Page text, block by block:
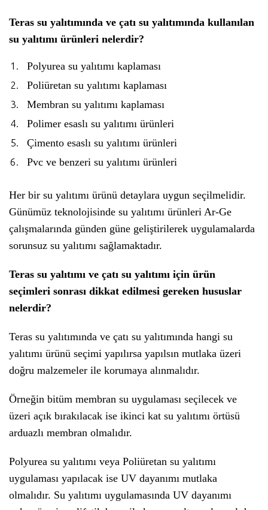
Teras su yalıtımında ve çatı su yalıtımında kullanılan
su yalıtımı ürünleri nelerdir?
Polyurea su yalıtımı kaplaması
Poliüretan su yalıtımı kaplaması
Membran su yalıtımı kaplaması
Polimer esaslı su yalıtımı ürünleri
Çimento esaslı su yalıtımı ürünleri
Pvc ve benzeri su yalıtımı ürünleri
Her bir su yalıtımı ürünü detaylara uygun seçilmelidir.
Günümüz teknolojisinde su yalıtımı ürünleri Ar-Ge
çalışmalarında günden güne geliştirilerek uygulamalarda
sorunsuz su yalıtımı sağlamaktadır.
Teras su yalıtımı ve çatı su yalıtımı için ürün
seçimleri sonrası dikkat edilmesi gereken hususlar
nelerdir?
Teras su yalıtımında ve çatı su yalıtımında hangi su
yalıtımı ürünü seçimi yapılırsa yapılsın mutlaka üzeri
doğru malzemeler ile korumaya alınmalıdır.
Örneğin bitüm membran su uygulaması seçilecek ve
üzeri açık bırakılacak ise ikinci kat su yalıtımı örtüsü
arduazlı membran olmalıdır.
Polyurea su yalıtımı veya Poliüretan su yalıtımı
uygulaması yapılacak ise UV dayanımı mutlaka
olmalıdır. Su yalıtımı uygulamasında UV dayanımı